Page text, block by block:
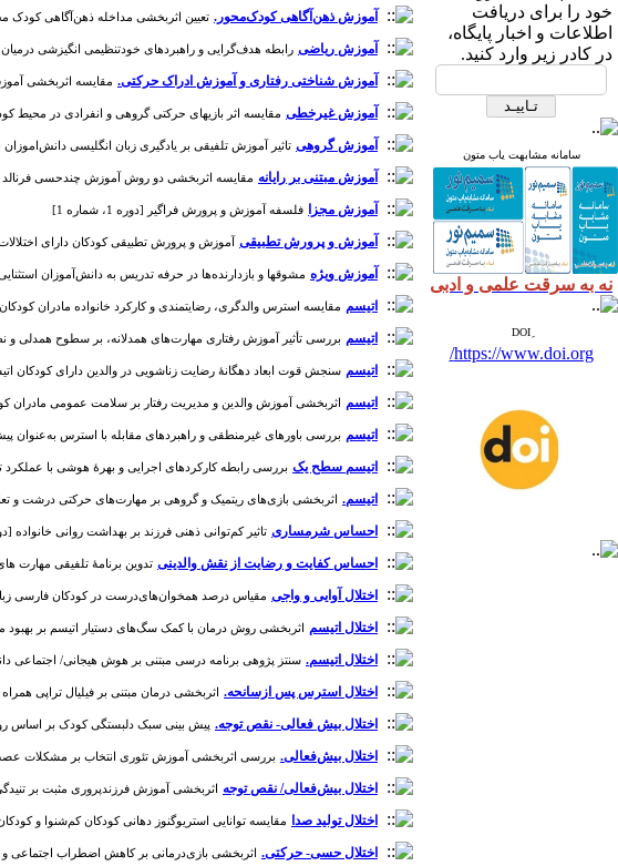
خود را برای دریافت
اطلاعات و اخبار پایگاه،
در کادر زیر وارد کنید.
سامانه مشابهت یاب متون
نه به سرقت علمی و ادبی
https://www.doi.org/
آموزش ذهن‌آگاهی کودک‌‌‌محور. تعیین اثربخشی مداخله ذهن‌آگاهی کودک محور
آموزش ریاضی رابطه هدف‌گرایی و راهبردهای خودتنظیمی انگیزشی درمیان
آموزش شناختی رفتاری و آموزش ادراک حرکتی. مقایسه اثربخشی
آموزش غیرخطی مقایسه اثر بازیهای حرکتی گروهی و انفرادی در محیط
آموزش گروهی تاثیر آموزش تلفیقی بر یادگیری زبان انگلیسی دانش‌اموزان
آموزش مبتنی بر رایانه مقایسه اثربخشی دو روش آموزش چندحسی فرنالد و
آموزش مجزا فلسفه آموزش و پرورش فراگیر [دوره 1، شماره 1]
آموزش و پرورش تطبیقی آموزش و پرورش تطبیقی کودکان دارای اختلالات رفتاری
آموزش ویژه مشوقها و بازدارنده‌ها در حرفه تدریس به دانش‌آموزان استثنایی [دوره 9،
اتیسم مقایسه استرس والدگری، رضایتمندی و کارکرد خانواده مادران کودکان
اتیسم بررسی تأثیر آموزش رفتاری مهارت‌های همدلانه، بر سطوح همدلی و
اتیسم سنجش قوت ابعاد دهگانۀ رضایت زناشویی در والدین دارای کودکان اتیسم [دوره
اتیسم اثربخشی آموزش والدین و مدیریت رفتار بر سلامت عمومی مادران کودکان
اتیسم بررسی باورهای غیرمنطقی و راهبردهای مقابله با استرس به‌عنوان
اتیسم سطح یک بررسی رابطه کارکردهای اجرایی و بهرۀ هوشی با عملکرد
اتیسم. اثربخشی بازی‌های ریتمیک و گروهی بر مهارت‌های حرکتی درشت و تعامل
احساس شرمساری تاثیر کم‌توانی ذهنی فرزند بر بهداشت روانی خانواده [دوره 1،
احساس کفایت و رضایت از نقش والدینی تدوین برنامۀ تلفیقی مهارت
اختلال آوایی و واجی مقیاس درصد همخوان‌های‌درست در کودکان فارسی زبان و
اختلال اتیسم اثربخشی روش درمان با کمک سگ‌های دستیار اتیسم بر بهبود
اختلال اتیسم. سنتز پژوهی برنامه درسی مبتنی بر هوش هیجانی/ اجتماعی دانش
اختلال استرس پس ازسانحه. اثربخشی درمان مبتنی بر فیلیال تراپی همراه با بازی های رایانه
اختلال بیش فعالی- نقص توجه. پیش بینی سبک دلبستگی کودک بر اساس روش
اختلال بیش‌فعالی. بررسی اثربخشی آموزش تئوری انتخاب بر مشکلات عصب‌
اختلال بیش‌فعالی/ نقص توجه اثربخشی آموزش فرزندپروری مثبت بر تنیدگی
اختلال تولید صدا مقایسه توانایی استریوگنوز دهانی کودکان کم‌شنوا و کودکان شنوا
اختلال حسی- حرکتی. اثربخشی بازی‌درمانی بر کاهش اضطراب اجتماعی و